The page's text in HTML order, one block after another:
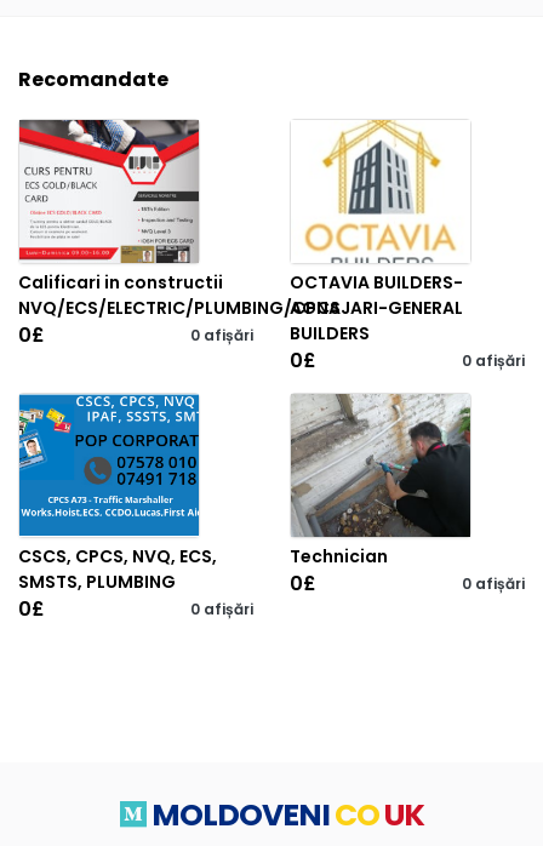
Recomandate
Calificari in constructii
NVQ/ECS/ELECTRIC/PLUMBING/CPCS
0£ 0 afișări
OCTAVIA BUILDERS-
AGNAJARI-GENERAL
BUILDERS
0£ 0 afișări
CSCS, CPCS, NVQ, ECS,
SMSTS, PLUMBING
0£ 0 afișări
Technician
0£ 0 afișări
MOLDOVENICOUK